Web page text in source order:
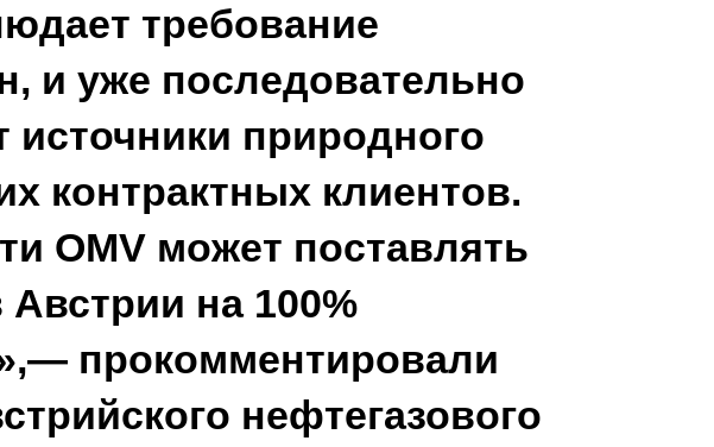
требование
и уже последовательно
природного
контрактных клиентов.
OMV может поставлять
на 100%
прокомментировали
нефтегазового